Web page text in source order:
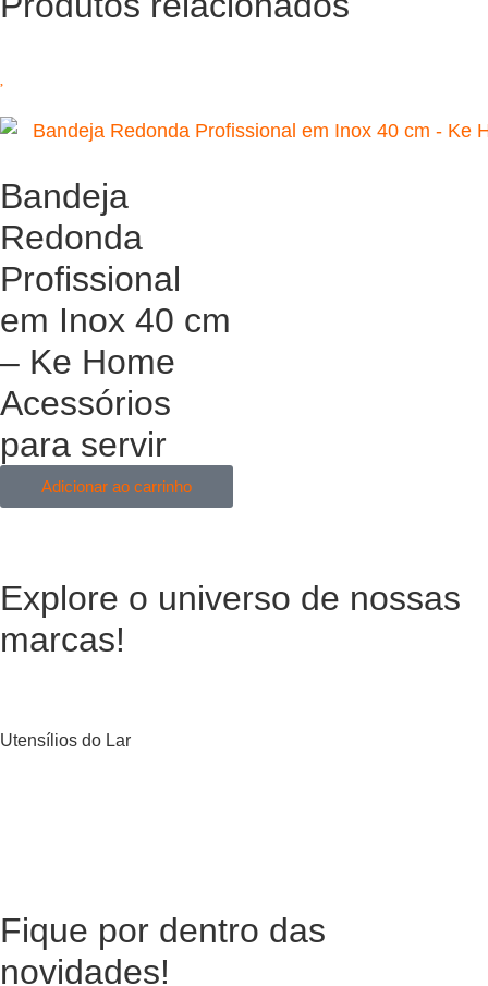
Bandeja
Redonda
Profissional
em Inox 40 cm
– Ke Home
Acessórios
para servir
Adicionar ao carrinho
Explore o universo de nossas
marcas!
Utensílios do Lar
Fique por dentro das
novidades!